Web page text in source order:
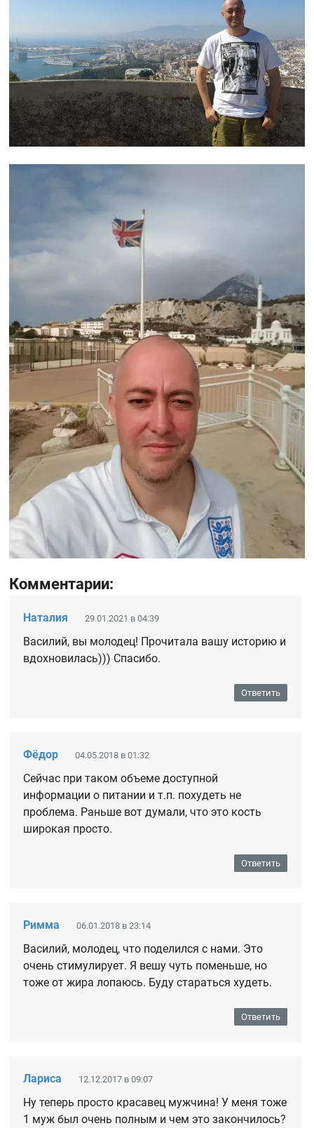
Комментарии:
Наталия 29.01.2021 в 04:39
Василий, вы молодец! Прочитала вашу историю и
вдохновилась))) Спасибо.
Ответить
Фёдор 04.05.2018 в 01:32
Сейчас при таком объеме доступной
информации о питании и т.п. похудеть не
проблема. Раньше вот думали, что это кость
широкая просто.
Ответить
Римма 06.01.2018 в 23:14
Василий, молодец, что поделился с нами. Это
очень стимулирует. Я вешу чуть поменьше, но
тоже от жира лопаюсь. Буду стараться худеть.
Ответить
Лариса 12.12.2017 в 09:07
Ну теперь просто красавец мужчина! У меня тоже
1 муж был очень полным и чем это закончилось?